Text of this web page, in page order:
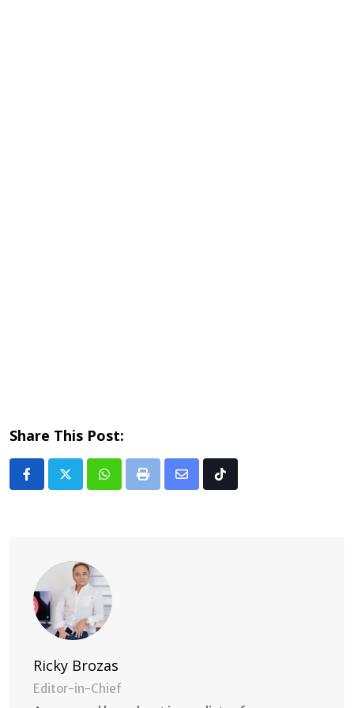
Share This Post:
Whatsapp
Print
Share Tiktok
Ricky Brozas
Editor-in-Chief